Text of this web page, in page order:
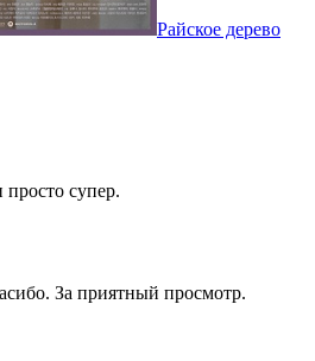
Райское дерево
супер.
За приятный просмотр.